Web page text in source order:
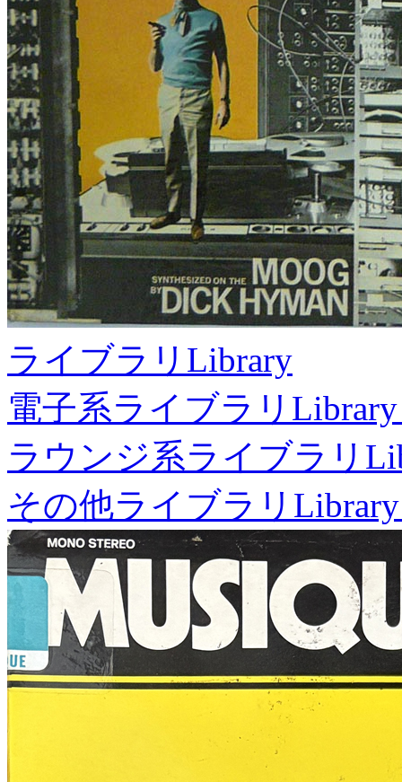
ライブラリ Library
電子系ライブラリ
ラウンジ系ライブラリ
その他ライブラリ